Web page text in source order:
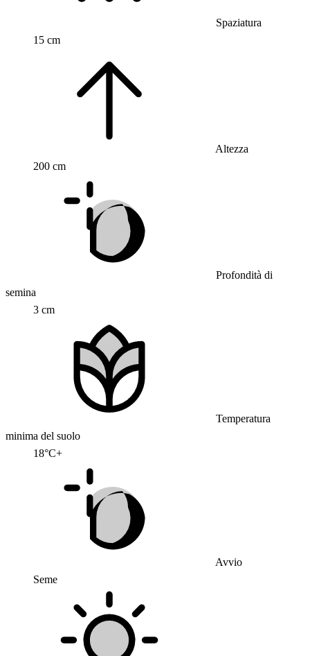
Spaziatura
15 cm
Altezza
200 cm
Profondità di
semina
3 cm
Temperatura
minima del suolo
18°C+
Avvio
Seme